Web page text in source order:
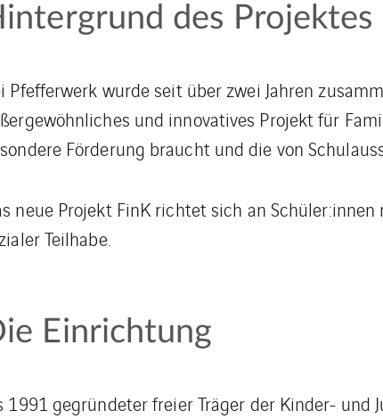
des Projektes
Pfefferwerk wurde seit über zwei Jahren
und innovatives Projekt für
Förderung braucht und die von
neue Projekt FinK richtet sich an
Teilhabe.
Einrichtung
1991 gegründeter freier Träger der Kinder-